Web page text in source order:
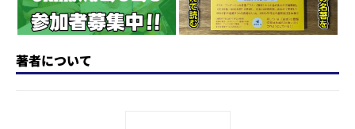
著者について